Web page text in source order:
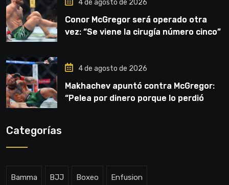
4 de agosto de 2026
Conor McGregor será operado otra
vez: “Se viene la cirugía número cinco”
4 de agosto de 2026
Makhachev apuntó contra McGregor:
“Pelea por dinero porque lo perdió
Categorías
Bamma BJJ Boxeo Enfusion